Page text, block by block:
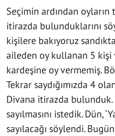
Seçimin ardından oyların
itirazda bulunduklarını
kişilere bakıyoruz
aileden oy kullanan 5 kişi
kardeşine oy vermemiş.
Tekrar saydığımızda 4 olan
Divana itirazda bulunduk.
sayılmasını istedik. Dün,
sayılacağı söylendi. Bugün